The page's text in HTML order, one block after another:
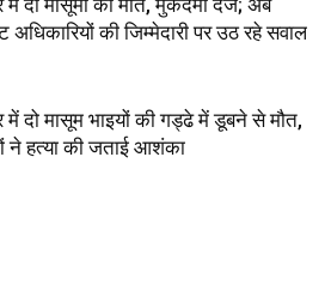
में दो मासूमों की मौत, मुकदमा दर्ज; अब
अधिकारियों की जिम्मेदारी पर उठ रहे सवाल
में दो मासूम भाइयों की गड्ढे में डूबने से मौत,
ने हत्या की जताई आशंका